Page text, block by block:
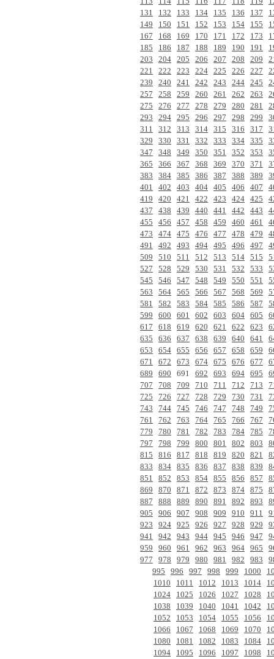
131
132 133 134 135 136 137
149
150 151 152 153 154 155
167
168 169 170 171 172 173
185
186 187 188 189 190 191
203
204 205 206 207 208 209
221
222 223 224 225 226 227
239
240 241 242 243 244 245
257
258 259 260 261 262 263
275
276 277 278 279 280 281
293
294 295 296 297 298 299
311
312 313 314 315 316 317
329
330 331 332 333 334 335
347
348 349 350 351 352 353
365
366 367 368 369 370 371
383
384 385 386 387 388 389
401
402 403 404 405 406 407
419
420 421 422 423 424 425
437
438 439 440 441 442 443
455
456 457 458 459 460 461
473
474 475 476 477 478 479
491
492 493 494 495 496 497
509
510 511 512 513 514 515
527
528 529 530 531 532 533
545
546 547 548 549 550 551
563
564 565 566 567 568 569
581
582 583 584 585 586 587
599
600 601 602 603 604 605
617
618 619 620 621 622 623
635
636 637 638 639 640 641
653
654 655 656 657 658 659
671
672 673 674 675 676 677
689
690 691 692 693 694 695
707
708 709 710 711 712 713
725
726 727 728 729 730 731
743
744 745 746 747 748 749
761
762 763 764 765 766 767
779
780 781 782 783 784 785
797
798 799 800 801 802 803
815
816 817 818 819 820 821
833
834 835 836 837 838 839
851
852 853 854 855 856 857
869
870 871 872 873 874 875
887
888 889 890 891 892 893
905
906 907 908 909 910 911
923
924 925 926 927 928 929
941
942 943 944 945 946 947
959
960 961 962 963 964 965
977
978 979 980 981 982 983
995
996 997 998 999 1000
1010
1011 1012 1013 1014
1024
1025 1026 1027 1028
1038
1039 1040 1041 1042
1052
1053 1054 1055 1056
1066
1067 1068 1069 1070
1080
1081 1082 1083 1084
1094
1095 1096 1097 1098